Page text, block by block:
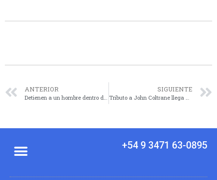
ANTERIOR
Detienen a un hombre dentro de una casa deshabitada en Santa Rosa al 1200
SIGUIENTE
Tributo a John Coltrane llega a la Sociedad Suiza con Juampy Juárez Trío
+54 9 3471 63-0895